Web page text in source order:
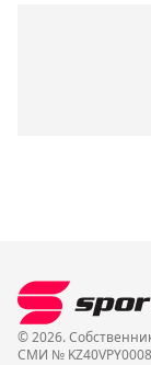
© 2026.
СМИ №